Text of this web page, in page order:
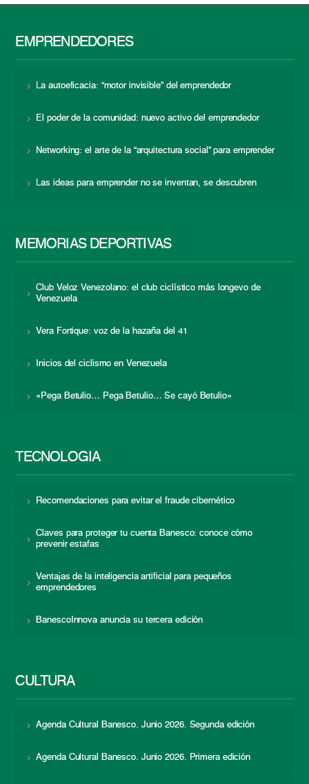
EMPRENDEDORES
La autoeficacia: “motor invisible” del emprendedor
El poder de la comunidad: nuevo activo del emprendedor
Networking: el arte de la “arquitectura social” para emprender
Las ideas para emprender no se inventan, se descubren
MEMORIAS DEPORTIVAS
Club Veloz Venezolano: el club ciclístico más longevo de
Venezuela
Vera Fortique: voz de la hazaña del 41
Inicios del ciclismo en Venezuela
«Pega Betulio… Pega Betulio… Se cayó Betulio»
TECNOLOGÍA
Recomendaciones para evitar el fraude cibernético
Claves para proteger tu cuenta Banesco: conoce cómo
prevenir estafas
Ventajas de la inteligencia artificial para pequeños
emprendedores
BanescoInnova anuncia su tercera edición
CULTURA
Agenda Cultural Banesco. Junio 2026. Segunda edición
Agenda Cultural Banesco. Junio 2026. Primera edición